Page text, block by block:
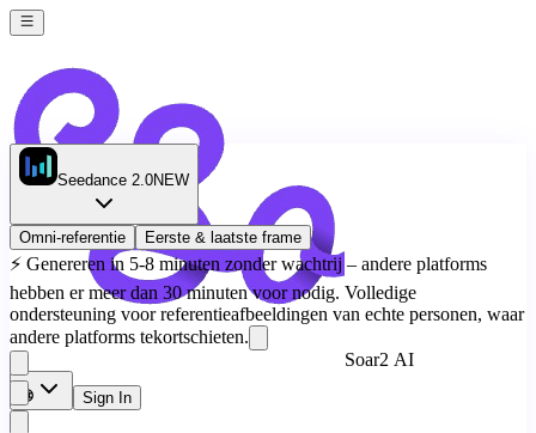
Soar2 AI
Sign In
Seedance 2.0NEW
Omni-referentie Eerste & laatste frame
⚡ Genereren in 5-8 minuten zonder wachtrij – andere platforms
hebben er meer dan 30 minuten voor nodig. Volledige
ondersteuning voor referentieafbeeldingen van echte personen, waar
andere platforms tekortschieten.